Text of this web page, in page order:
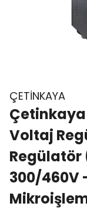
ÇETİNKAYA
Çetinkaya
Voltaj
Regülatör
300/460V